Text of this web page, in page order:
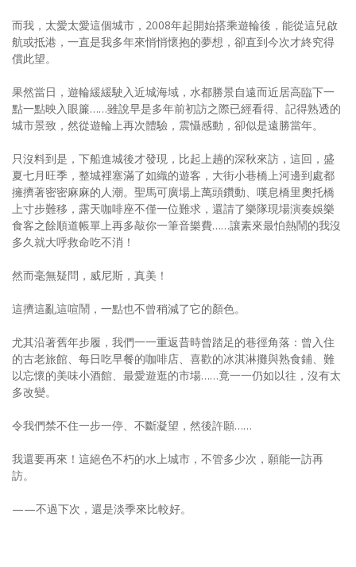
合作與代言
訂閱電子報
而我，太愛太愛這個城市，2008年起開始搭乘遊輪後，能從這兒啟
航或抵港，一直是我多年來悄悄懷抱的夢想，卻直到今次才終究得
償此望。
果然當日，遊輪緩緩駛入近城海域，水都勝景自遠而近居高臨下一
點一點映入眼簾……雖說早是多年前初訪之際已經看得、記得熟透的
城市景致，然從遊輪上再次體驗，震懾感動，卻似是遠勝當年。
只沒料到是，下船進城後才發現，比起上趟的深秋來訪，這回，盛
夏七月旺季，整城裡塞滿了如織的遊客，大街小巷橋上河邊到處都
擁擠著密密麻麻的人潮。聖馬可廣場上萬頭鑽動、嘆息橋里奧托橋
上寸步難移，露天咖啡座不僅一位難求，還請了樂隊現場演奏娛樂
食客之餘順道帳單上再多敲你一筆音樂費……讓素來最怕熱鬧的我沒
多久就大呼救命吃不消！
然而毫無疑問，威尼斯，真美！
這擠這亂這喧鬧，一點也不曾稍減了它的顏色。
尤其沿著舊年步履，我們一一重返昔時曾踏足的巷徑角落：曾入住
的古老旅館、每日吃早餐的咖啡店、喜歡的冰淇淋攤與熟食鋪、難
以忘懷的美味小酒館、最愛遊逛的市場……竟一一仍如以往，沒有太
多改變。
令我們禁不住一步一停、不斷凝望，然後許願……
我還要再來！這絕色不朽的水上城市，不管多少次，願能一訪再
訪。
——不過下次，還是淡季來比較好。